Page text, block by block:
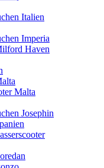
Italien
Imperia
Haven
Malta
Josephin